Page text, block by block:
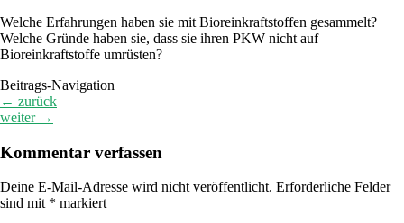
Welche Erfahrungen haben sie mit Bioreinkraftstoffen gesammelt?
Welche Gründe haben sie, dass sie ihren PKW nicht auf
Bioreinkraftstoffe umrüsten?
Beitrags-Navigation
← zurück
weiter →
Kommentar verfassen
Deine E-Mail-Adresse wird nicht veröffentlicht. Erforderliche Felder
sind mit * markiert